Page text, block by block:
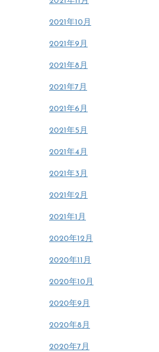
2021年10月
2021年9月
2021年8月
2021年7月
2021年6月
2021年5月
2021年4月
2021年3月
2021年2月
2021年1月
2020年12月
2020年11月
2020年10月
2020年9月
2020年8月
2020年7月